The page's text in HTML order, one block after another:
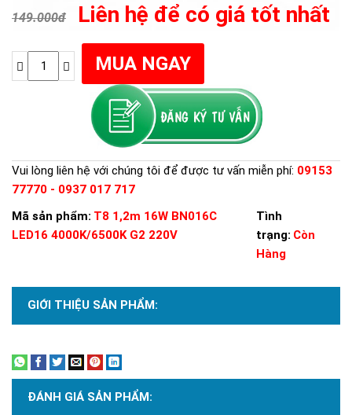
149.000đ Liên hệ để có giá tốt nhất
Vui lòng liên hệ với chúng tôi để được tư vấn miễn phí: 09153
77770 - 0937 017 717
Mã sản phẩm: T8 1,2m 16W BN016C
LED16 4000K/6500K G2 220V
Tình
trạng: Còn
Hàng
GIỚI THIỆU SẢN PHẨM:Xem thêm
ĐÁNH GIÁ SẢN PHẨM: